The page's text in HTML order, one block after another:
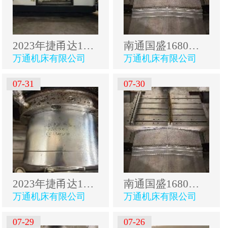
2023年捷甬达1814粗框机卧铣，超重型床身，全防护，三.
万通机床有限公司
南通国盛1680数控铣床重型倒T结构床身.两线一硬导轨发.
万通机床有限公司
07-31
2023年捷甬达1814粗框机卧铣，超重型床身，全防护，三.
万通机床有限公司
07-30
南通国盛1680数控铣床重型倒T结构床身.两线一硬导轨发.
万通机床有限公司
07-29 07-26